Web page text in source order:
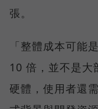
張。
「整體成本可能
10 倍，並不是大
硬體，使用者還